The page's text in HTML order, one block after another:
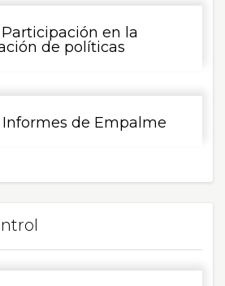
Participación en la
de políticas
Informes de Empalme